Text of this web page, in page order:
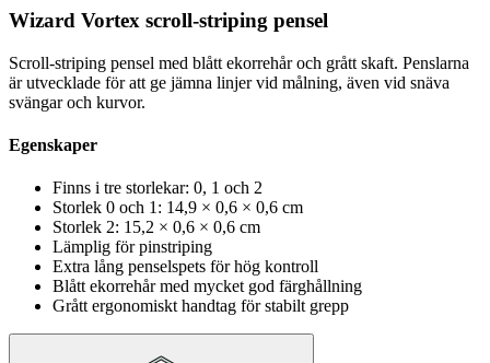
Wizard Vortex scroll‑striping pensel
Scroll‑striping pensel med blått ekorrehår och grått skaft. Penslarna
är utvecklade för att ge jämna linjer vid målning, även vid snäva
svängar och kurvor.
Egenskaper
Finns i tre storlekar: 0, 1 och 2
Storlek 0 och 1: 14,9 × 0,6 × 0,6 cm
Storlek 2: 15,2 × 0,6 × 0,6 cm
Lämplig för pinstriping
Extra lång penselspets för hög kontroll
Blått ekorrehår med mycket god färghållning
Grått ergonomiskt handtag för stabilt grepp